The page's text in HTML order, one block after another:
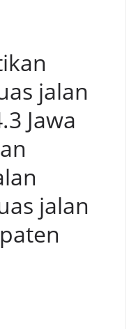
jalan
Jawa
jalan